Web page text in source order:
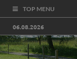
TOP MENU
06.08.2026